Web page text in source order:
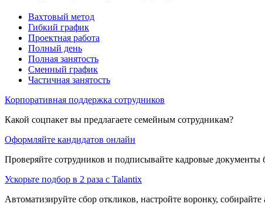
Вахтовый метод
Гибкий график
Проектная работа
Полный день
Полная занятость
Сменный график
Частичная занятость
Корпоративная поддержка сотрудников
Какой соцпакет вы предлагаете семейным сотрудникам?
Оформляйте кандидатов онлайн
Проверяйте сотрудников и подписывайте кадровые документы
Ускорьте подбор в 2 раза с Talantix
Автоматизируйте сбор откликов, настройте воронку,